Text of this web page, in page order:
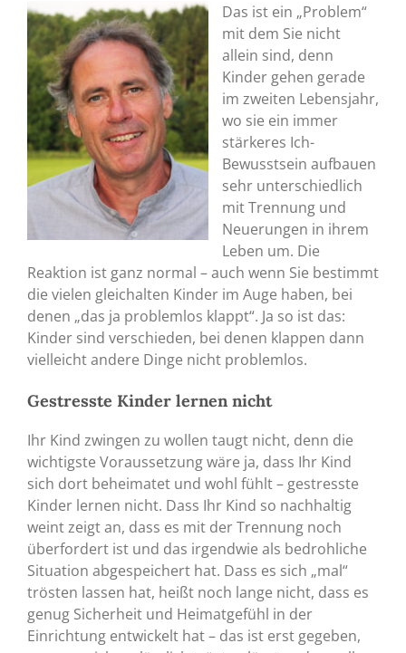
Das ist ein „Problem“
mit dem Sie nicht
allein sind, denn
Kinder gehen gerade
im zweiten Lebensjahr,
wo sie ein immer
stärkeres Ich-
Bewusstsein aufbauen
sehr unterschiedlich
mit Trennung und
Neuerungen in ihrem
Leben um. Die
Reaktion ist ganz normal – auch wenn Sie bestimmt
die vielen gleichalten Kinder im Auge haben, bei
denen „das ja problemlos klappt“. Ja so ist das:
Kinder sind verschieden, bei denen klappen dann
vielleicht andere Dinge nicht problemlos.
Gestresste Kinder lernen nicht
Ihr Kind zwingen zu wollen taugt nicht, denn die
wichtigste Voraussetzung wäre ja, dass Ihr Kind
sich dort beheimatet und wohl fühlt – gestresste
Kinder lernen nicht. Dass Ihr Kind so nachhaltig
weint zeigt an, dass es mit der Trennung noch
überfordert ist und das irgendwie als bedrohliche
Situation abgespeichert hat. Dass es sich „mal“
trösten lassen hat, heißt noch lange nicht, dass es
genug Sicherheit und Heimatgefühl in der
Einrichtung entwickelt hat – das ist erst gegeben,